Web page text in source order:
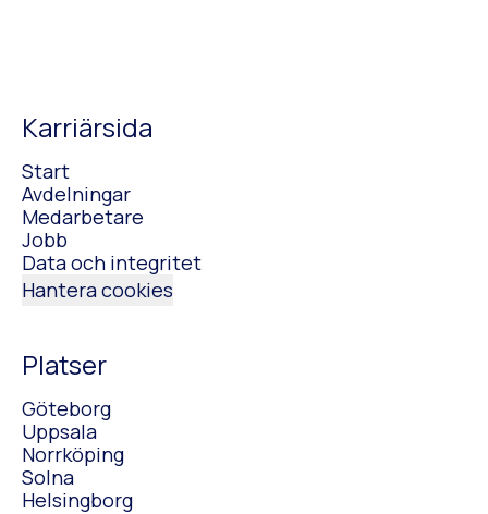
Karriärsida
Start
Avdelningar
Medarbetare
Jobb
Data och integritet
Hantera cookies
Platser
Göteborg
Uppsala
Norrköping
Solna
Helsingborg